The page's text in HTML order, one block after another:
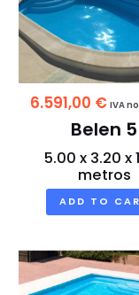
6.591,00 € IVA
Belen 5
5.00 x 3.20 x
metros
ADD TO